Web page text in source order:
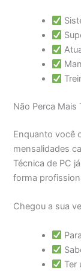
Não Perca
Enquanto você
mensalidades
Técnica de PC
forma
Chegou a sua
Ter